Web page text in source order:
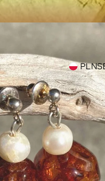
PLN